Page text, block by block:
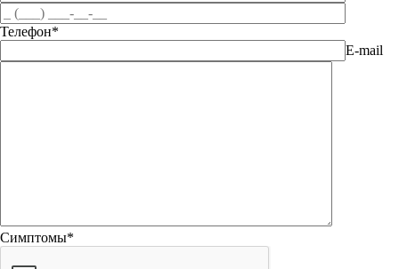
Телефон*
E-mail
Симптомы*